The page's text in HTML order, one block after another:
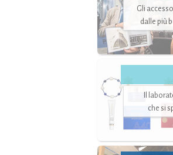
Gli
dalle più
Il
che si